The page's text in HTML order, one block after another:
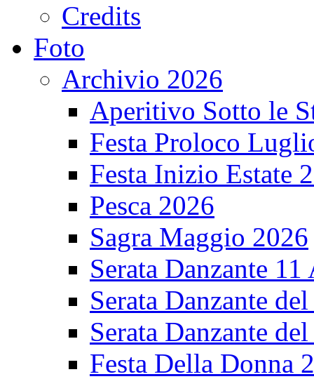
Credits
Foto
Archivio 2026
Aperitivo Sotto le
Festa Proloco
Festa Inizio Estate
Pesca 2026
Sagra Maggio 2026
Serata Danzante
Serata Danzante
Serata Danzante
Festa Della Donna